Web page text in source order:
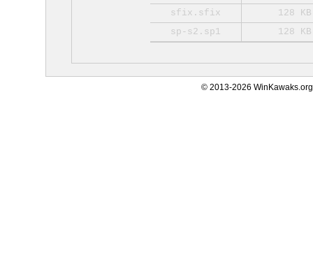
sfix.sfix
128 KB
sp-s2.sp1
128 KB
© 2013-2026